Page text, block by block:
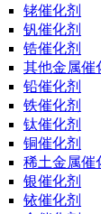
铑催化剂
钒催化剂
锆催化剂
其他金属催
铅催化剂
铁催化剂
钛催化剂
铜催化剂
稀土金属催
银催化剂
铱催化剂